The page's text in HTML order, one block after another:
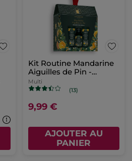
Kit Routine Mandarine
Aiguilles de Pin -
Edition limitée
Multi
(13)
9,99 €
AJOUTER AU
PANIER